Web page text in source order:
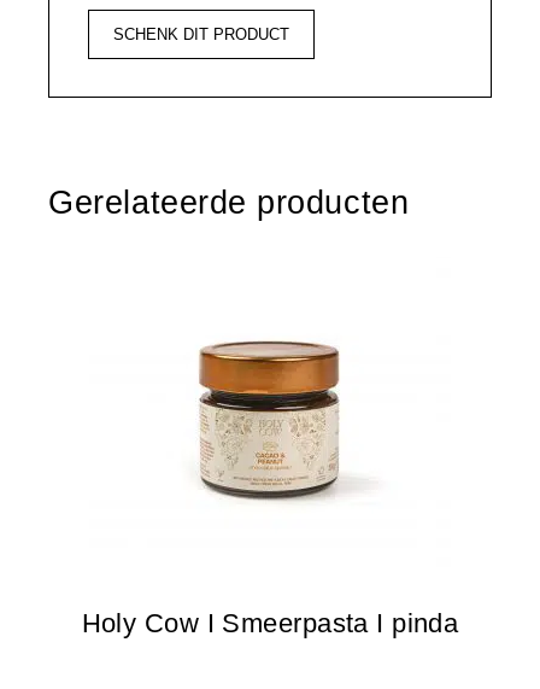
SCHENK DIT PRODUCT
Gerelateerde producten
Holy Cow I Smeerpasta I pinda